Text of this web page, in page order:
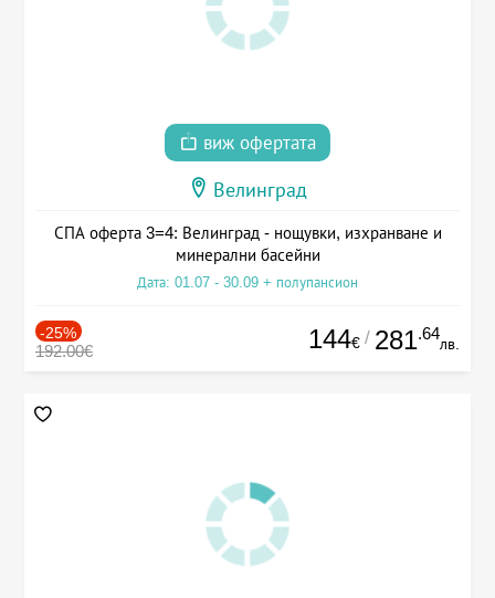
виж офертата
Велинград
СПА оферта 3=4: Велинград - нощувки, изхранване и
минерални басейни
Дата: 01.07 - 30.09 + полупансион
-25%
192.00€ 144€ / 281.64
лв.